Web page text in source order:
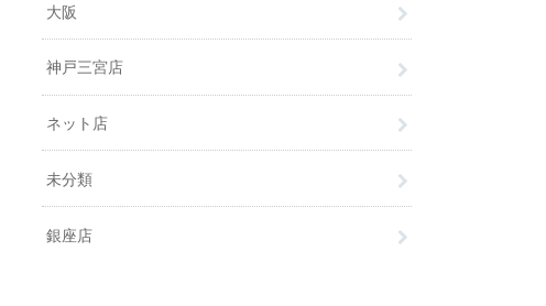
大阪
神戸三宮店
ネット店
未分類
銀座店